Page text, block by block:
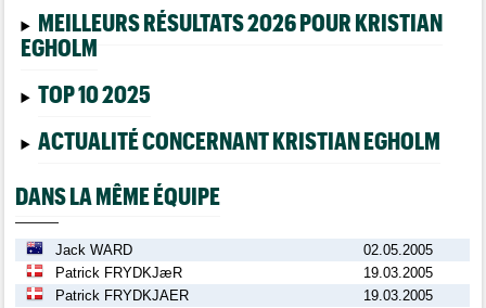
MEILLEURS RÉSULTATS 2026 POUR KRISTIAN
EGHOLM
TOP 10 2025
ACTUALITÉ CONCERNANT KRISTIAN EGHOLM
DANS LA MÊME ÉQUIPE
Jack WARD
02.05.2005
Patrick FRYDKJæR
19.03.2005
Patrick FRYDKJAER
19.03.2005